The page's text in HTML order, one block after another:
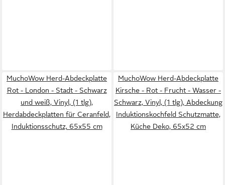
MuchoWow Herd-Abdeckplatte
Rot - London - Stadt - Schwarz
und weiß, Vinyl, (1 tlg),
Herdabdeckplatten für Ceranfeld,
Induktionsschutz, 65x55 cm
MuchoWow Herd-Abdeckplatte
Kirsche - Rot - Frucht - Wasser -
Schwarz, Vinyl, (1 tlg), Abdeckung
Induktionskochfeld Schutzmatte,
Küche Deko, 65x52 cm